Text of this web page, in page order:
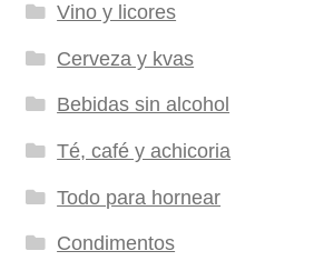
Vino y licores
Cerveza y kvas
Bebidas sin alcohol
Té, café y achicoria
Todo para hornear
Condimentos